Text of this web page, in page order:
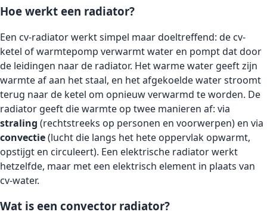
Hoe werkt een radiator?
Een cv-radiator werkt simpel maar doeltreffend: de cv-
ketel of warmtepomp verwarmt water en pompt dat door
de leidingen naar de radiator. Het warme water geeft zijn
warmte af aan het staal, en het afgekoelde water stroomt
terug naar de ketel om opnieuw verwarmd te worden. De
radiator geeft die warmte op twee manieren af: via
straling (rechtstreeks op personen en voorwerpen) en via
convectie(lucht die langs het hete oppervlak opwarmt,
opstijgt en circuleert). Een elektrische radiator werkt
hetzelfde, maar met een elektrisch element in plaats van
cv-water.
Wat is een convector radiator?